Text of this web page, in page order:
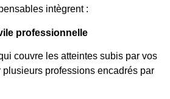
intègrent :
professionnelle
couvre les atteintes subis par vos
professions encadrés par